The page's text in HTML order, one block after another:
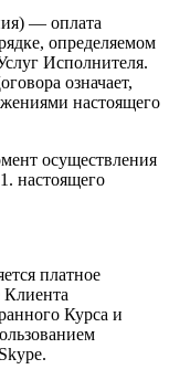
— оплата
определяемом
Исполнителя.
означает,
настоящего
осуществления
настоящего
платное
Клиента
Курса и